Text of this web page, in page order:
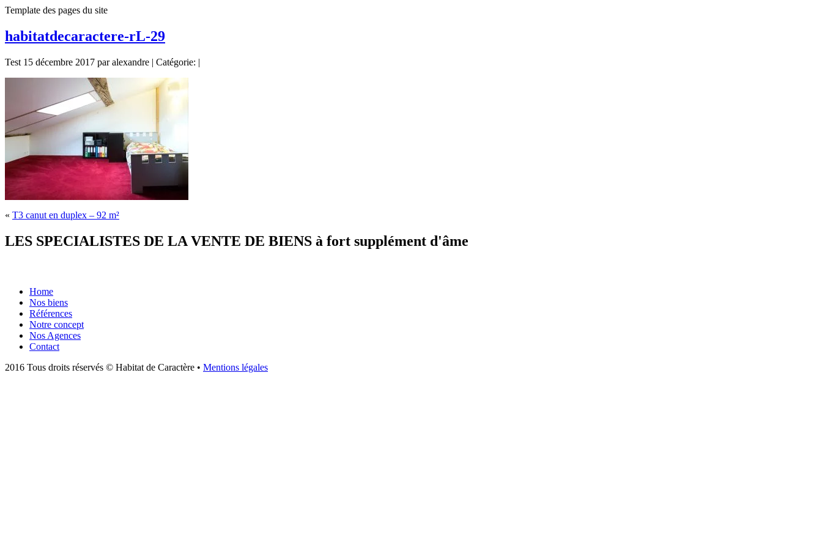
Template des pages du site
habitatdecaractere-rL-29
Test 15 décembre 2017 par alexandre | Catégorie: |
« T3 canut en duplex – 92 m²
LES SPECIALISTES DE LA VENTE DE BIENS à fort supplément d'âme
Home
Nos biens
Références
Notre concept
Nos Agences
Contact
2016 Tous droits réservés © Habitat de Caractère • Mentions légales